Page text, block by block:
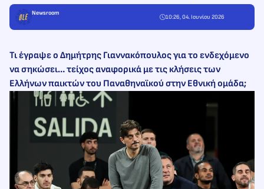
Newsroom
10:26, 04. Ιουνίου 2026
Τι έγραψε ο Δημήτρης Γιαννακόπουλος για το ενδεχόμενο
να σηκώσει… τείχος αναφορικά με τις κλήσεις των
Ελλήνων παικτών του Παναθηναϊκού στην Εθνική ομάδα;